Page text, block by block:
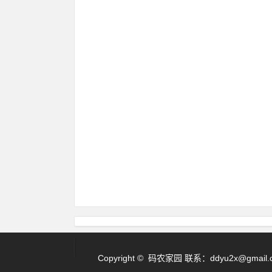
Copyright © 码农家园 联系：